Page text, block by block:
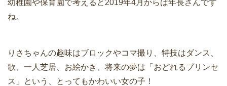
幼稚園や保育園で考えると2019年4月からは年長さんです
ね。
りさちゃんの趣味はブロックやコマ撮り、特技はダンス、
歌、一人芝居、お絵かき、将来の夢は「おどれるプリンセ
ス」という、とってもかわいい女の子！